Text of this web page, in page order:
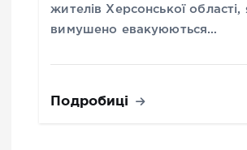
жителів Херсонської області,
вимушено евакуюються…
Подробиці